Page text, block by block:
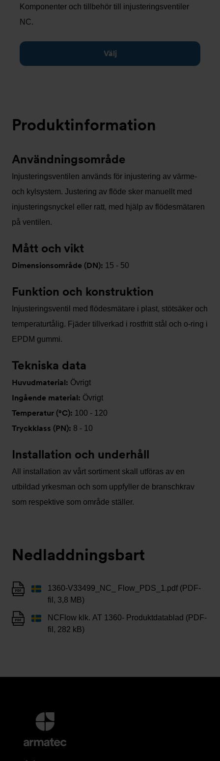
Komponenter och tillbehör till injusteringsventiler
NC.
Välj
Produktinformation
Användningsområde
Injusteringsventilen används för injustering av värme-
och kylsystem. Justering av flöde sker manuellt med
injusteringsnyckel eller ratt, med hjälp av flödesmätaren
på ventilen.
Mått och vikt
Dimensionsområde (DN): 15 - 50
Funktion och konstruktion
Injusteringsventil med flödesmätare i plast, stötsäker och
temperaturtålig. Fjäder tillverkad i rostfritt stål och o-ring i
EPDM gummi.
Tekniska data
Huvudmaterial: Övrigt
Ingående material: Övrigt
Temperatur (°C): 100 - 120
Tryckklass (PN): 8 - 10
Installation och underhåll
All installation av vårt sortiment skall utföras av en
utbildad yrkesman och som uppfyller de branschkrav
som respektive som område ställer.
Nedladdningsbart
1360-V33499_NC_ Flow_PDS_1.pdf (PDF-
fil, 3,8 MB)
NCFlow klk. AT 1360- Produktdatablad (PDF-
fil, 282 kB)
Ytterligare
information
och